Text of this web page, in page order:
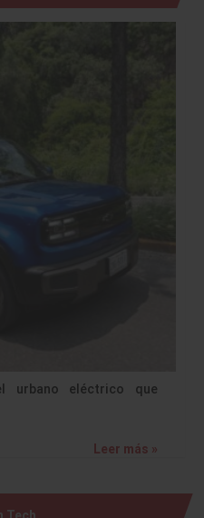
urbano eléctrico que
Leer más »